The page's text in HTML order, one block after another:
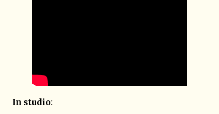
In studio: